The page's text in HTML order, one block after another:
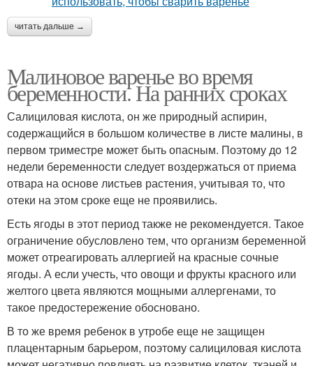
читать дальше →
Малиновое варенье во время
беременности. На ранних сроках
Салициловая кислота, он же природный аспирин,
содержащийся в большом количестве в листе малины, в
первом триместре может быть опасным. Поэтому до 12
недели беременности следует воздержаться от приема
отвара на основе листьев растения, учитывая то, что
отеки на этом сроке еще не проявились.
Есть ягоды в этот период также не рекомендуется. Такое
ограничение обусловлено тем, что организм беременной
может отреагировать аллергией на красные сочные
ягоды. А если учесть, что овощи и фрукты красного или
желтого цвета являются мощными аллергенами, то
такое предостережение обосновано.
В то же время ребенок в утробе еще не защищен
плацентарным барьером, поэтому салициловая кислота